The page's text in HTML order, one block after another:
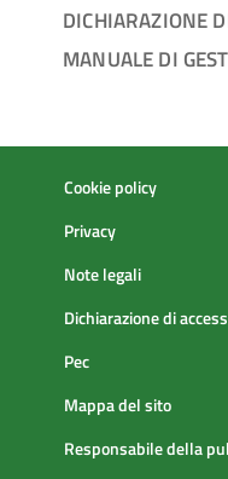
DICHIARAZIONE
MANUALE DI
Cookie policy
Privacy
Note legali
Dichiarazione di
Pec
Mappa del sito
Responsabile della